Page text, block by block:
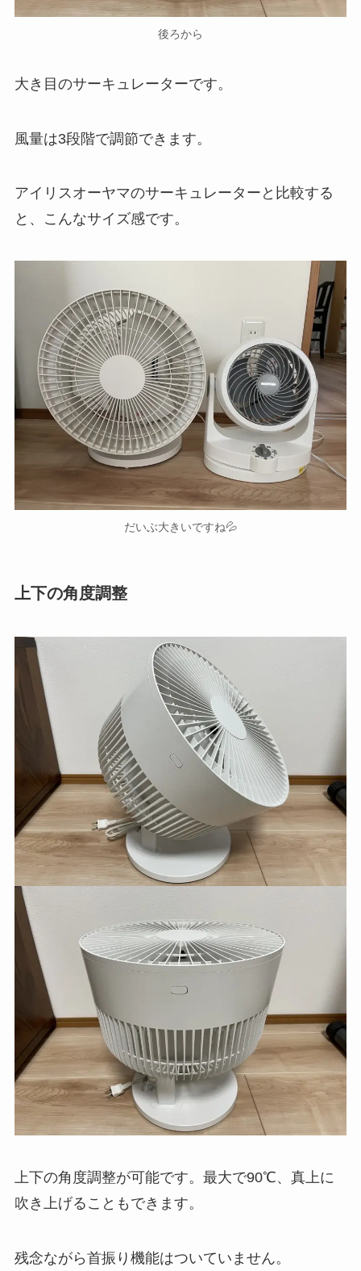
後ろから
大き目のサーキュレーターです。
風量は3段階で調節できます。
アイリスオーヤマのサーキュレーターと比較する
と、こんなサイズ感です。
だいぶ大きいですね💦
上下の角度調整
上下の角度調整が可能です。最大で90℃、真上に
吹き上げることもできます。
残念ながら首振り機能はついていません。